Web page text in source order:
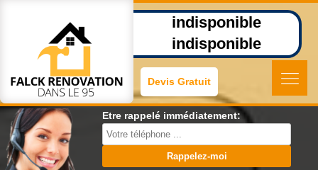
indisponible
indisponible
Devis Gratuit
Etre rappelé immédiatement: